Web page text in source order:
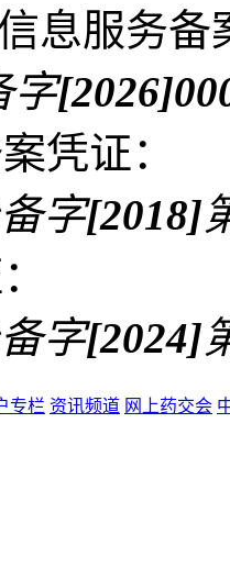
息服务备
凭证：
字[2018]
字[2024]
专栏 资讯频道 网上药交会